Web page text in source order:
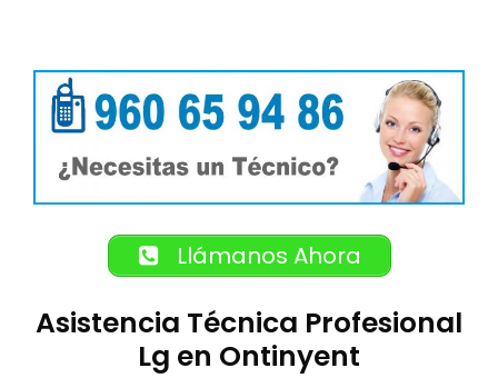
Llámanos Ahora
Asistencia Técnica Profesional
Lg en Ontinyent